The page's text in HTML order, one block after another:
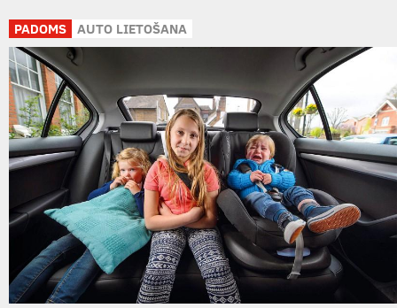
PADOMS AUTO LIETOŠANA